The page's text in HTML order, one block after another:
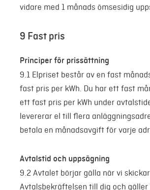
vidare med 1 månads ömsesidig
9 Fast pris
Principer för prissättning
9.1 Elpriset består av en fast
fast pris per kWh. Du har ett fast
ett fast pris per kWh under
levererar el till flera
betala en månadsavgift för varje
Avtalstid och uppsägning
9.2 Avtalet börjar gälla när vi skickar
Avtalsbekräftelsen till dig och